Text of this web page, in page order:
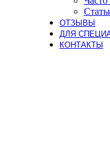
ОТЗЫВЫ
ДЛЯ
КОНТАКТЫ